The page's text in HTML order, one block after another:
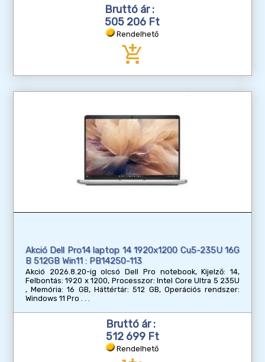
Bruttó ár :
505 206 Ft
Rendelhető
add_shopping_cart
Akció Dell Pro14 laptop 14 1920x1200 Cu5-235U 16G
B 512GB Win11 : PB14250-113
Akció 2026.8.20-ig olcsó Dell Pro notebook, Kijelző: 14,
Felbontás: 1920 x 1200, Processzor: Intel Core Ultra 5 235U
, Memória: 16 GB, Háttértár: 512 GB, Operációs rendszer:
Windows 11 Pro
Bruttó ár :
512 699 Ft
Rendelhető